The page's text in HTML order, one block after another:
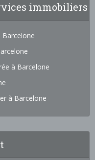
immobiliers
à Barcelone
à Barcelone